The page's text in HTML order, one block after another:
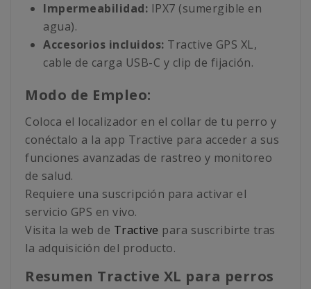
Impermeabilidad: IPX7 (sumergible en
agua).
Accesorios incluidos: Tractive GPS XL,
cable de carga USB-C y clip de fijación.
Modo de Empleo:
Coloca el localizador en el collar de tu perro y
conéctalo a la app Tractive para acceder a sus
funciones avanzadas de rastreo y monitoreo
de salud.
Requiere una suscripción para activar el
servicio GPS en vivo.
Visita la web de Tractive para suscribirte tras
la adquisición del producto.
Resumen Tractive XL para perros